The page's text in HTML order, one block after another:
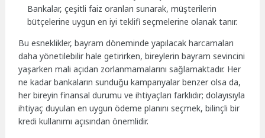
Bankalar, çeşitli faiz oranları sunarak, müşterilerin
bütçelerine uygun en iyi teklifi seçmelerine olanak tanır.
Bu esneklikler, bayram döneminde yapılacak harcamaları
daha yönetilebilir hale getirirken, bireylerin bayram sevincini
yaşarken mali açıdan zorlanmamalarını sağlamaktadır. Her
ne kadar bankaların sunduğu kampanyalar benzer olsa da,
her bireyin finansal durumu ve ihtiyaçları farklıdır; dolayısıyla
ihtiyaç duyulan en uygun ödeme planını seçmek, bilinçli bir
kredi kullanımı açısından önemlidir.